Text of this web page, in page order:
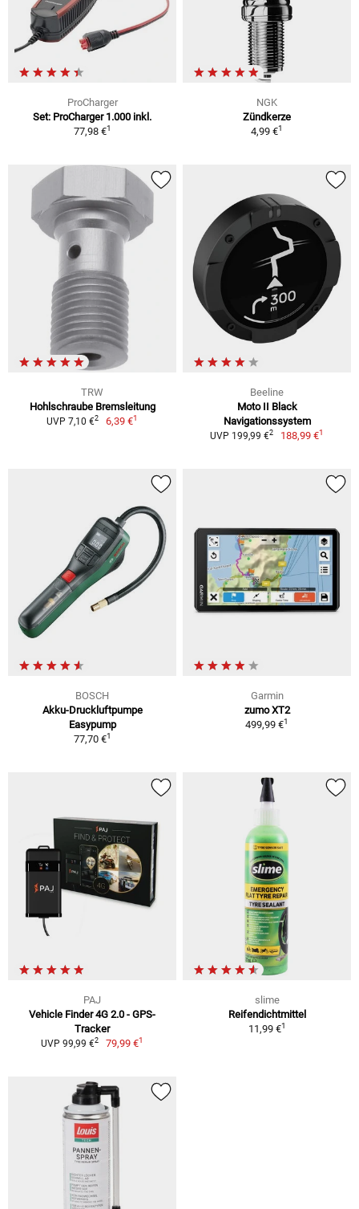
ProCharger
Set: ProCharger 1.000 inkl.
77,98 €1
NGK
Zündkerze
4,99 €1
TRW
Hohlschraube Bremsleitung
UVP 7,10 €2 6,39 €1
Beeline
Moto II Black
Navigationssystem
UVP 199,99 €2 188,99 €1
BOSCH
Akku-Druckluftpumpe
Easypump
77,70 €1
Garmin
zumo XT2
499,99 €1
PAJ
Vehicle Finder 4G 2.0 - GPS-
Tracker
UVP 99,99 €2 79,99 €1
slime
Reifendichtmittel
11,99 €1